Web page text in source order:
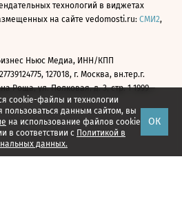
cookie-файлы и технологии
данным сайтом, вы
на использование файлов cookie
в соответствии с Политикой в
данных.
ОК
технологий в виджетах
на сайте vedomosti.ru: СМИ2,
Ньюс Медиа, ИНН/КПП
127018, г. Москва, вн.тер.г.
Роща, ул. Полковая, д. 3, стр. 1 1999—